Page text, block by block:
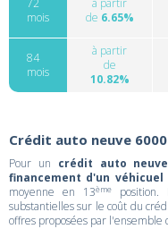
72
mois
à partir
de 6.65%
84
mois
à partir
de
10.82%
Crédit auto neuve
Pour un crédit auto
financement d'un
moyenne en 13ème
substantielles sur le coût du
offres proposées par l'ensemble